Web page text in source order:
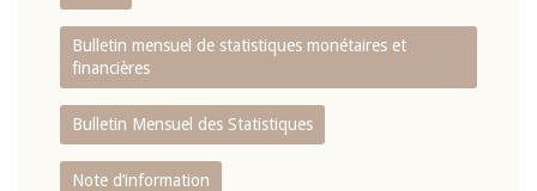
Bulletin mensuel de statistiques monétaires et
financières
Bulletin Mensuel des Statistiques
Note d’information